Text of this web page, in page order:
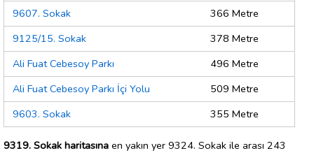
9607. Sokak
366 Metre
9125/15. Sokak
378 Metre
Ali Fuat Cebesoy Parkı
496 Metre
Ali Fuat Cebesoy Parkı İçi Yolu
509 Metre
9603. Sokak
355 Metre
9319. Sokak haritasına en yakın yer 9324. Sokak ile arası 243